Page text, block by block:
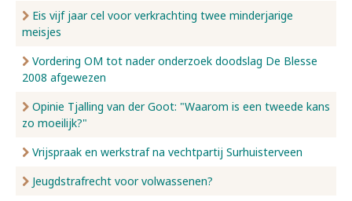
Eis vijf jaar cel voor verkrachting twee minderjarige
meisjes
Vordering OM tot nader onderzoek doodslag De Blesse
2008 afgewezen
Opinie Tjalling van der Goot: "Waarom is een tweede kans
zo moeilijk?"
Vrijspraak en werkstraf na vechtpartij Surhuisterveen
Jeugdstrafrecht voor volwassenen?